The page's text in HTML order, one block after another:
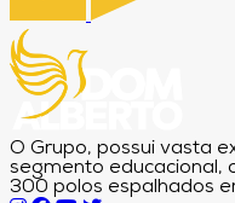
O Grupo, possui vasta
segmento educacional,
300 polos espalhados